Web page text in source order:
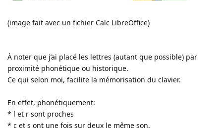
(image fait avec un fichier Calc LibreOffice)
À noter que j’ai placé les lettres (autant que possible) par
proximité phonétique ou historique.
Ce qui selon moi, facilite la mémorisation du clavier.
En effet, phonétiquement:
* l et r sont proches
* c et s ont une fois sur deux le même son.